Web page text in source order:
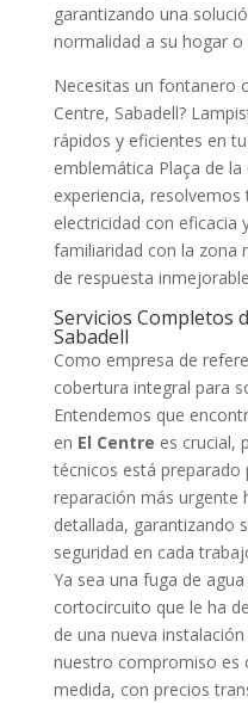
garantizando una
normalidad a su hogar
Necesitas un fontanero
Centre, Sabadell?
rápidos y eficientes en
emblemática Plaça de la
experiencia,
electricidad con eficacia
familiaridad con la zona
de respuesta
Servicios Completos
Sabadell
Como empresa de
cobertura integral para
Entendemos que
en El Centre es crucial,
técnicos está preparado
reparación más urgente
detallada, garantizando
seguridad en cada
Ya sea una fuga de
cortocircuito que le ha
de una nueva
nuestro compromiso es
medida, con precios